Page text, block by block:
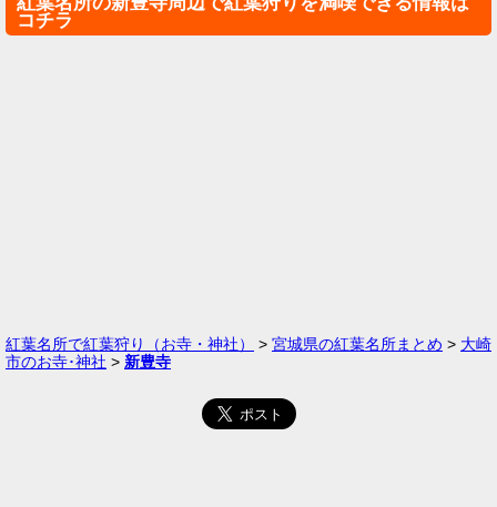
コチラ
紅葉名所で紅葉狩り（お寺・神社） > 宮城県の紅葉名所まとめ > 大崎
市のお寺･神社 > 新豊寺